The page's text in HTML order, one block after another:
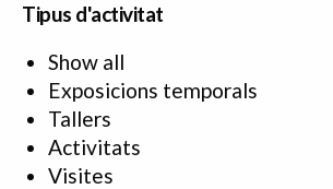
Tipus d'activitat
Show all
Exposicions temporals
Tallers
Activitats
Visites